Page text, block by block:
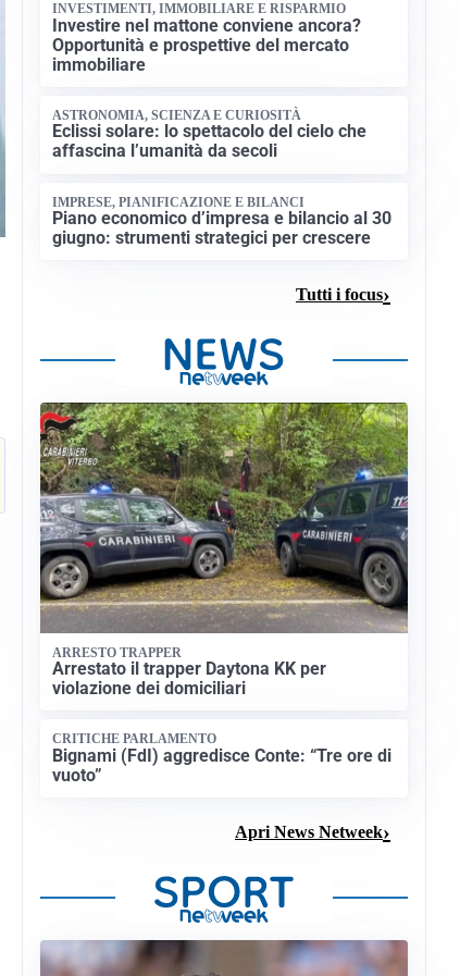
INVESTIMENTI, IMMOBILIARE E RISPARMIO
Investire nel mattone conviene ancora?
Opportunità e prospettive del mercato
immobiliare
ASTRONOMIA, SCIENZA E CURIOSITÀ
Eclissi solare: lo spettacolo del cielo che
affascina l’umanità da secoli
IMPRESE, PIANIFICAZIONE E BILANCI
Piano economico d’impresa e bilancio al 30
giugno: strumenti strategici per crescere
Tutti i focus
ARRESTO TRAPPER
Arrestato il trapper Daytona KK per
violazione dei domiciliari
CRITICHE PARLAMENTO
Bignami (FdI) aggredisce Conte: “Tre ore di
vuoto”
Apri News Netweek